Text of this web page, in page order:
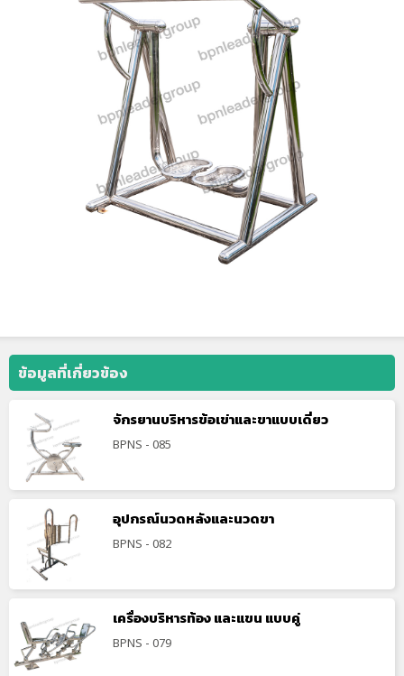
ข้อมูลที่เกี่ยวข้อง
จักรยานบริหารข้อเข่าและขาแบบเดี่ยว
BPNS - 085
อุปกรณ์นวดหลังและนวดขา
BPNS - 082
เครื่องบริหารท้อง และแขน แบบคู่
BPNS - 079